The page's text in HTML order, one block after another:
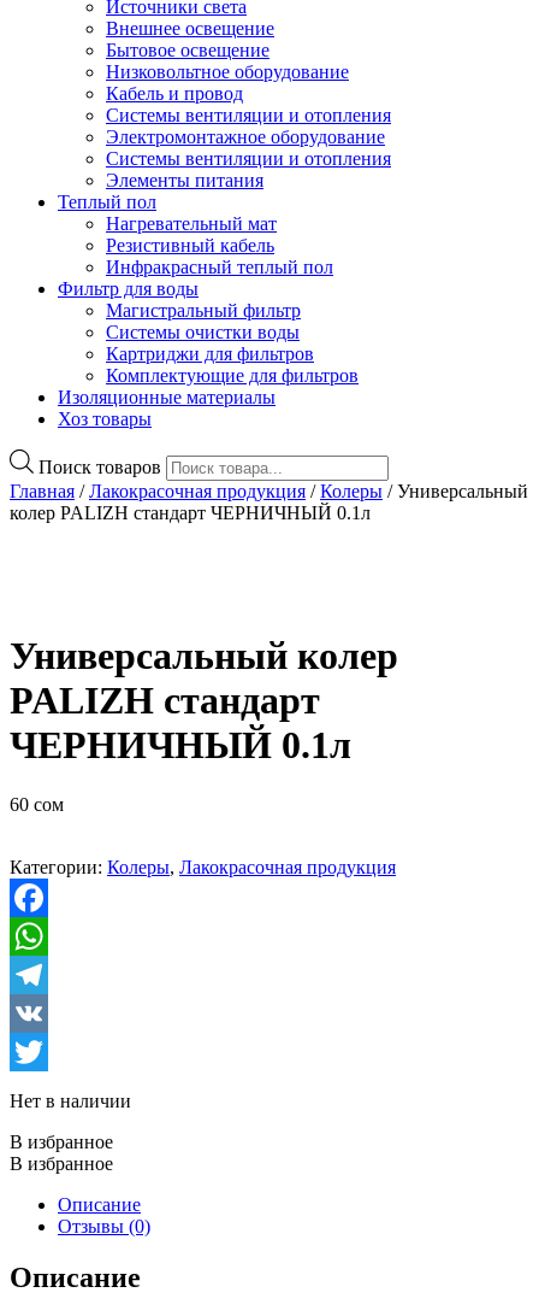
Источники света
Внешнее освещение
Бытовое освещение
Низковольтное оборудование
Кабель и провод
Системы вентиляции и отопления
Электромонтажное оборудование
Системы вентиляции и отопления
Элементы питания
Теплый пол
Нагревательный мат
Резистивный кабель
Инфракрасный теплый пол
Фильтр для воды
Магистральный фильтр
Системы очистки воды
Картриджи для фильтров
Комплектующие для фильтров
Изоляционные материалы
Хоз товары
Поиск товаров
Главная /Лакокрасочная продукция /Колеры / Универсальный
колер PALIZH стандарт ЧЕРНИЧНЫЙ 0.1л
Универсальный колер
PALIZH стандарт
ЧЕРНИЧНЫЙ 0.1л
60 сом
Категории: Колеры, Лакокрасочная продукция
Facebook
WhatsApp
Telegram
VK
Twitter
Нет в наличии
В избранное
В избранное
Описание
Отзывы (0)
Описание